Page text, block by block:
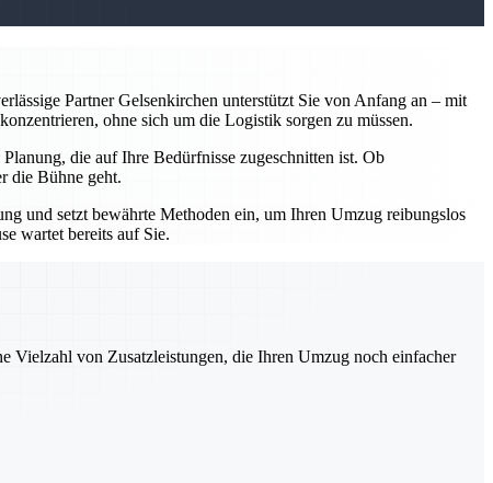
Partner Gelsenkirchen unterstützt Sie von Anfang an – mit
ohne sich um die Logistik sorgen zu müssen.
die auf Ihre Bedürfnisse zugeschnitten ist. Ob
die Bühne geht.
und setzt bewährte Methoden ein, um Ihren Umzug reibungslos
wartet bereits auf Sie.
Vielzahl von Zusatzleistungen, die Ihren Umzug noch einfacher